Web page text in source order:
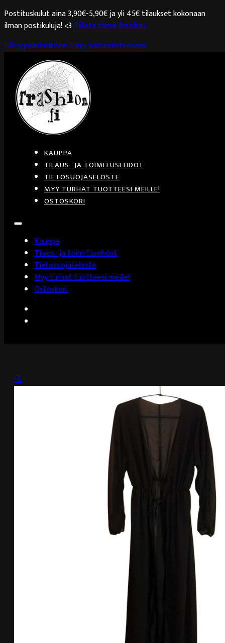
Postituskulut aina 3,90€-5,90€ ja yli 45€ tilaukset kokonaan
ilman postikuluja! <3Piilota tämä ilmoitus
Siirry pääsisältöönSiirry alatunnisteeseen
KAUPPA
TILAUS- JA TOIMITUSEHDOT
TIETOSUOJASELOSTE
MYY TURHAT TUOTTEESI MEILLE!
OSTOSKORI
Kauppa
Tilaus- ja toimitusehdot
Tietosuojaseloste
Myy turhat tuotteesi meille!
Ostoskori
🔍